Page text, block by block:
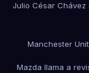
Julio César
Manchester
Mazda llama a